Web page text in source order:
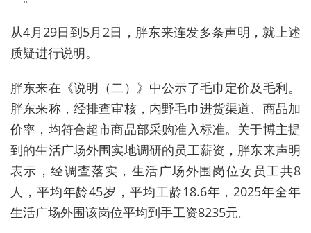
从4月29日到5月 2日，胖东来连发多条声明，就上述
质疑进行说明。
胖东来在《说明（二）》中公示了毛巾定价及毛利。
胖东来称，经排查审核，内野毛巾进货渠道、商品加
价率，均符合超市商品部采购准入标准。关于博主提
到的生活广场外围实地调研的员工薪资，胖东来声明
表示，经调查落实，生活广场外围岗位女员工共8
人，平均年龄45岁，平均工龄18.6年，2025年全年
生活广场外围该岗位平均到手工资8235元。